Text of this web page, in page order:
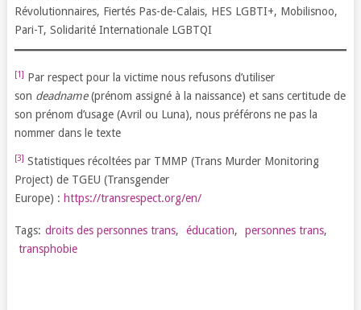
Révolutionnaires, Fiertés Pas-de-Calais, HES LGBTI+, Mobilisnoo,
Pari-T, Solidarité Internationale LGBTQI
[1] Par respect pour la victime nous refusons d’utiliser
son deadname(prénom assigné à la naissance) et sans certitude de
son prénom d’usage (Avril ou Luna), nous préférons ne pas la
nommer dans le texte
[3] Statistiques récoltées par TMMP (Trans Murder Monitoring
Project) de TGEU (Transgender
Europe) : https://transrespect.org/en/
Tags: droits des personnes trans, éducation, personnes trans,
transphobie